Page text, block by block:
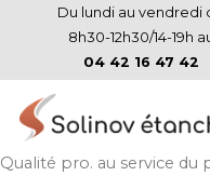
Du lundi au vendredi
8h30-12h30/14-19h
04 42 16 47 42
Qualité pro. au service du